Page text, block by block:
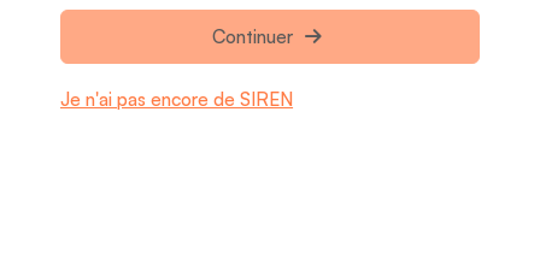
Continuer
Je n'ai pas encore de SIREN